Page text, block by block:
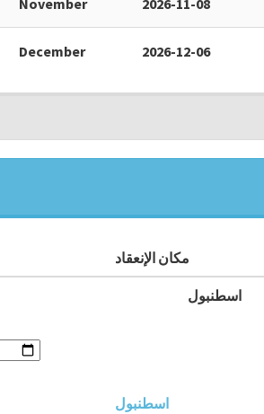
2026-11-08
November
2026-12-06
December
مكان الإنعقاد
اسطنبول